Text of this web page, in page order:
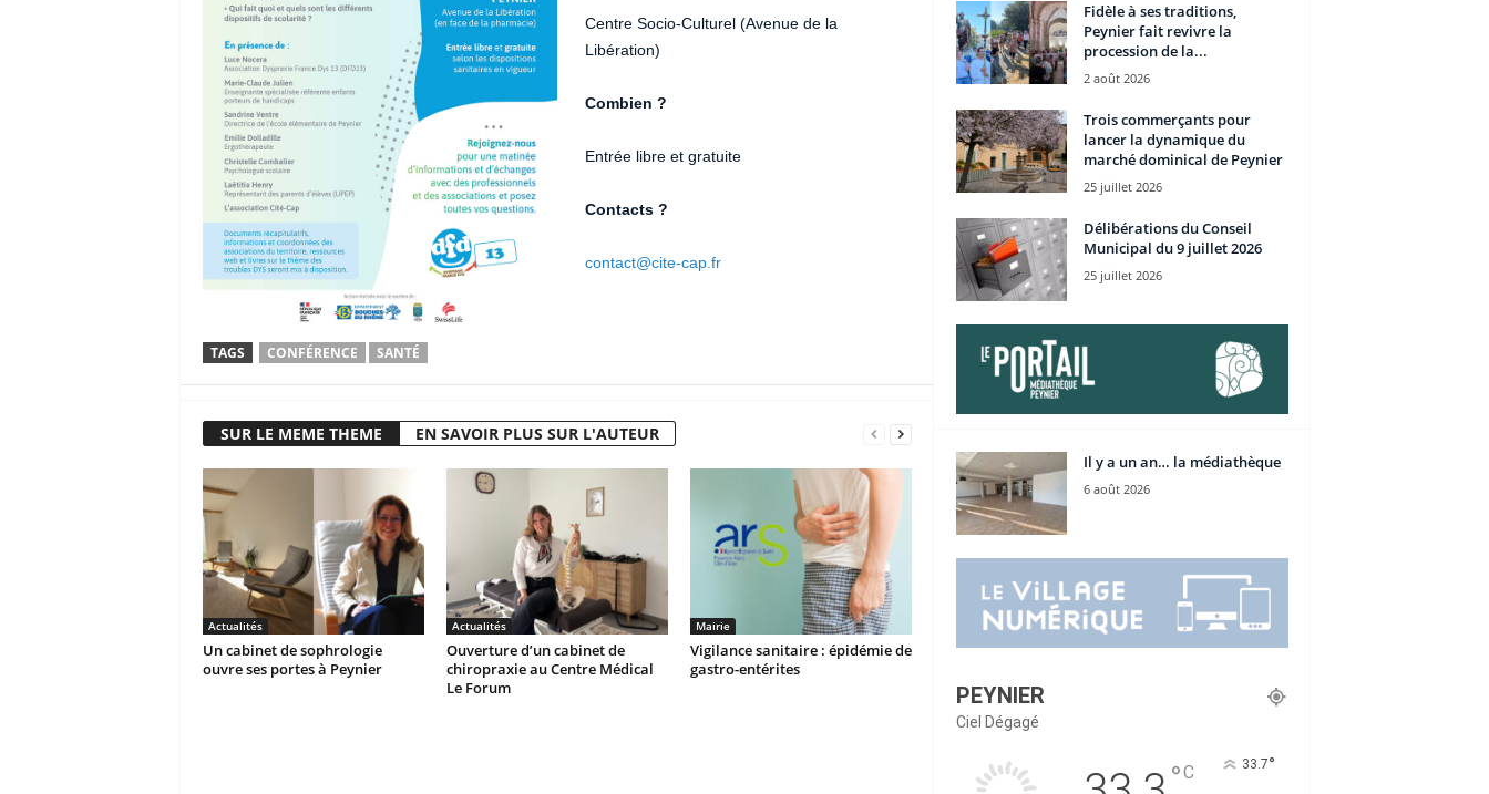
Centre Socio-Culturel (Avenue de la
Libération)
Combien ?
Entrée libre et gratuite
Contacts ?
contact@cite-cap.fr
TAGS CONFÉRENCE SANTÉ
SUR LE MEME THEME EN SAVOIR PLUS SUR L'AUTEUR
Actualités
Un cabinet de sophrologie
ouvre ses portes à Peynier
Actualités
Ouverture d’un cabinet de
chiropraxie au Centre Médical
Le Forum
Mairie
Vigilance sanitaire : épidémie de
gastro-entérites
Fidèle à ses traditions,
Peynier fait revivre la
procession de la...
2 août 2026
Trois commerçants pour
lancer la dynamique du
marché dominical de Peynier
25 juillet 2026
Délibérations du Conseil
Municipal du 9 juillet 2026
25 juillet 2026
Il y a un an… la médiathèque
6 août 2026
PEYNIER
Ciel Dégagé
°C 33.7°